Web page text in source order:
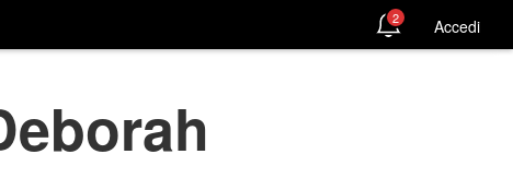
2 Accedi